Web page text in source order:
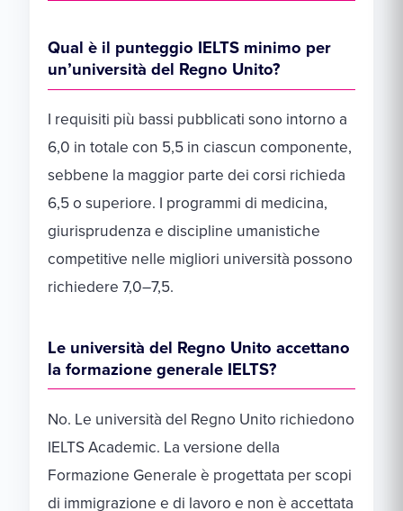
Qual è il punteggio IELTS minimo per
un’università del Regno Unito?
I requisiti più bassi pubblicati sono intorno a
6,0 in totale con 5,5 in ciascun componente,
sebbene la maggior parte dei corsi richieda
6,5 o superiore. I programmi di medicina,
giurisprudenza e discipline umanistiche
competitive nelle migliori università possono
richiedere 7,0–7,5.
Le università del Regno Unito accettano
la formazione generale IELTS?
No. Le università del Regno Unito richiedono
IELTS Academic. La versione della
Formazione Generale è progettata per scopi
di immigrazione e di lavoro e non è accettata